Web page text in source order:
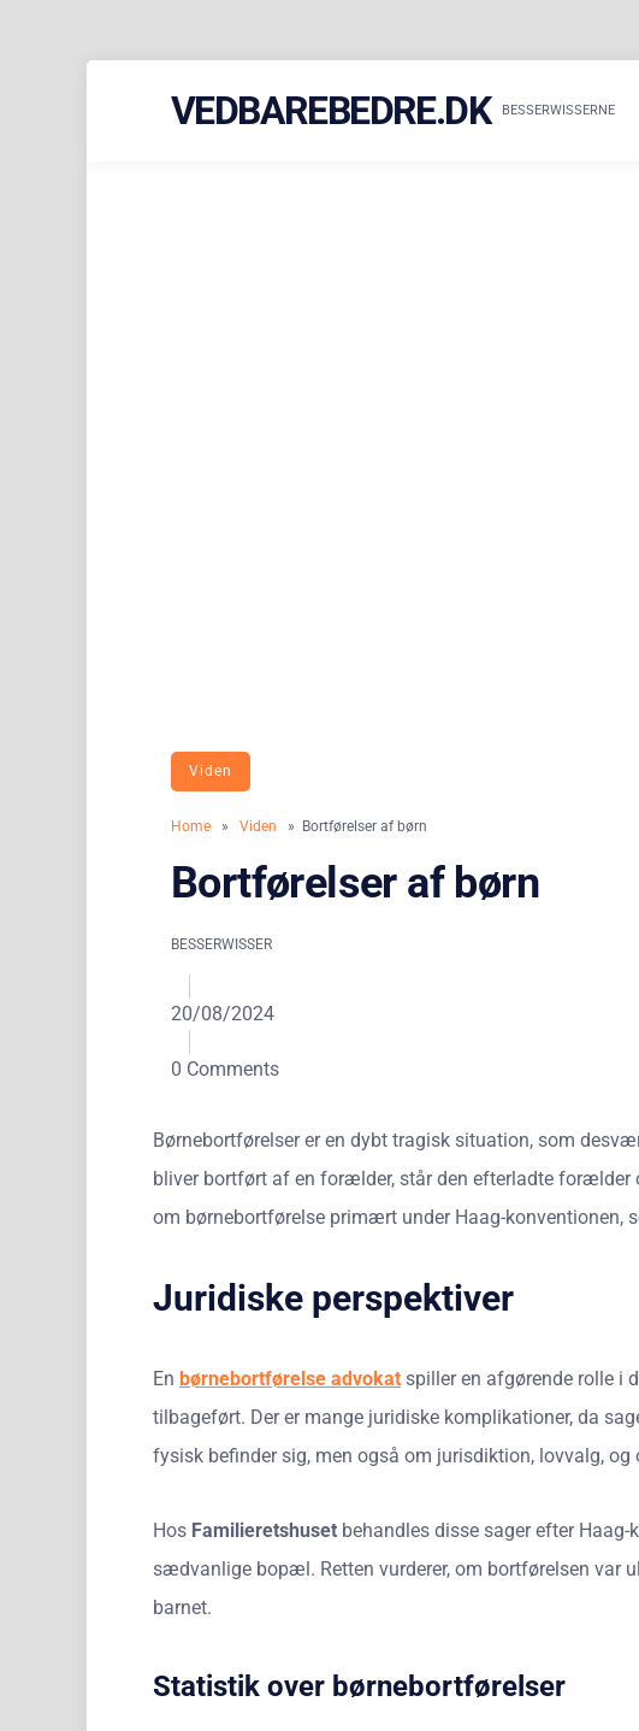
VEDBAREBEDRE.DK BESSERWISSERNE
Viden
Home » Viden » Bortførelser af børn
Bortførelser af børn
BESSERWISSER
20/08/2024
0 Comments
Børnebortførelser er en dybt tragisk situation, som
bliver bortført af en forælder, står den efterladte
om børnebortførelse primært under Haag-konventionen,
Juridiske perspektiver
En børnebortførelse advokat spiller en afgørende rolle i
tilbageført. Der er mange juridiske komplikationer, da
fysisk befinder sig, men også om jurisdiktion, lovvalg, og
Hos Familieretshuset behandles disse sager efter
sædvanlige bopæl. Retten vurderer, om bortførelsen var
barnet.
Statistik over børnebortførelser